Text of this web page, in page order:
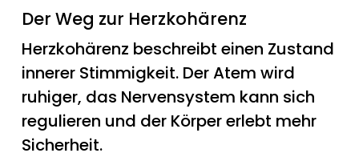
Der Weg zur Herzkohärenz
Herzkohärenz beschreibt einen Zustand
innerer Stimmigkeit. Der Atem wird
ruhiger, das Nervensystem kann sich
regulieren und der Körper erlebt mehr
Sicherheit.